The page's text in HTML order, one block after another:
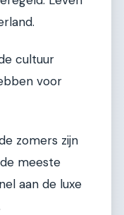
cultuur
voor
zomers zijn
meeste
aan de luxe